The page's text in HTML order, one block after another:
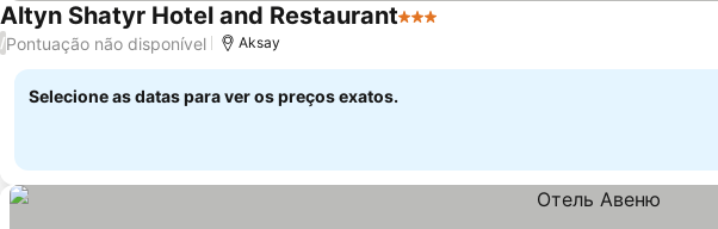
Altyn Shatyr Hotel and Restaurant3 Estrelas
/Pontuação não disponível Aksay
Selecione as datas para ver os preços exatos.